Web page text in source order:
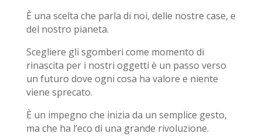
È una scelta che parla di noi, delle nostre case, e
del nostro pianeta.
Scegliere gli sgomberi come momento di
rinascita per i nostri oggetti è un passo verso
un futuro dove ogni cosa ha valore e niente
viene sprecato.
È un impegno che inizia da un semplice gesto,
ma che ha l’eco di una grande rivoluzione.